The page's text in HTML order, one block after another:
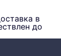
в
до